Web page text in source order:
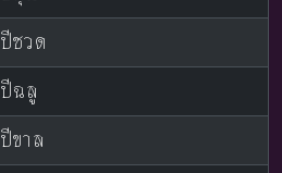
ปีชวด
ปีฉลู
ปีขาล